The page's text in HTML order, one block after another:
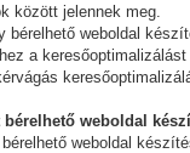
között jelennek meg.
bérelhető weboldal
a
weboldal
weboldal